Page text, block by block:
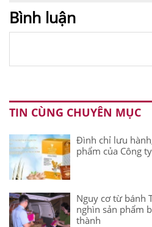
Bình luận
TIN CÙNG CHUYÊN MỤC
Đình chỉ lưu
phẩm của Công
Nguy cơ từ bánh
nghìn sản phẩm
thành